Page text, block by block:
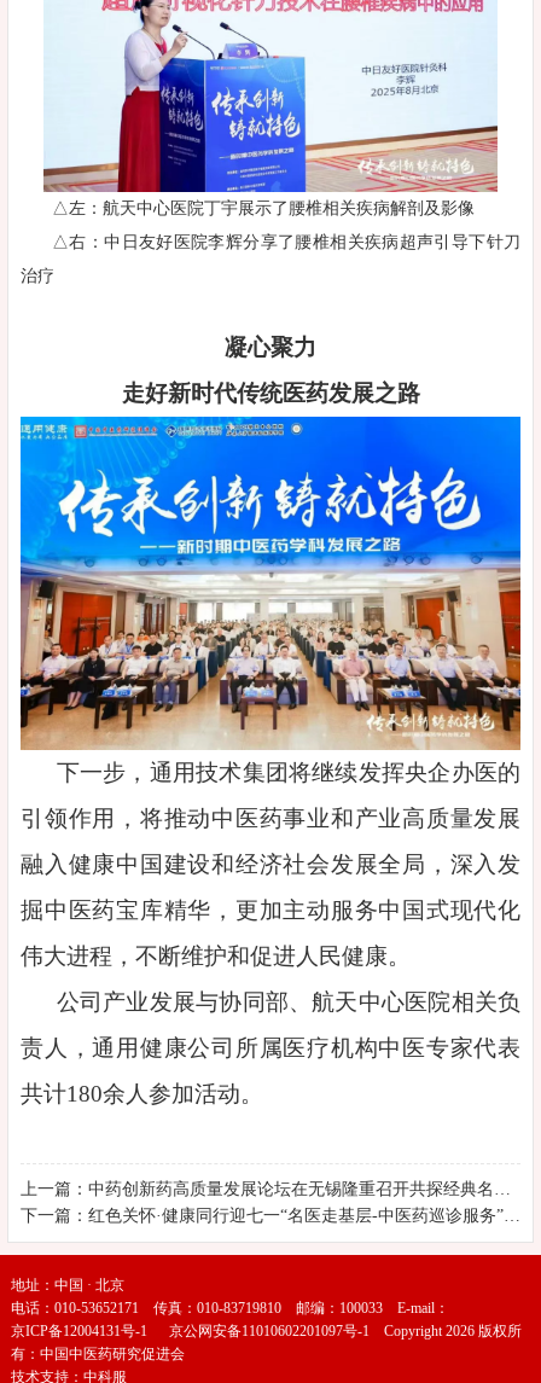
△左：航天中心医院丁宇展示了腰椎相关疾病解剖及影像
△右：中日友好医院李辉分享了腰椎相关疾病超声引导下针刀
治疗
凝心聚力
走好新时代传统医药发展之路
下一步，通用技术集团将继续发挥央企办医的
引领作用，将推动中医药事业和产业高质量发展
融入健康中国建设和经济社会发展全局，深入发
掘中医药宝库精华，更加主动服务中国式现代化
伟大进程，不断维护和促进人民健康。
公司产业发展与协同部、航天中心医院相关负
责人，通用健康公司所属医疗机构中医专家代表
共计180余人参加活动。
地址：中国 · 北京
电话：010-53652171 传真：010-83719810 邮编：100033 E-mail：
京ICP备12004131号-1
京公网安备11010602201097号-1
Copyright 2026 版权所
有：中国中医药研究促进会
技术支持： 中科服